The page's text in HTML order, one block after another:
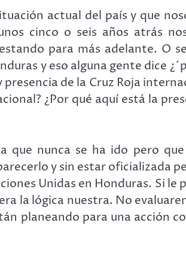
actual del país y que
cinco o seis años atrás
para más adelante. O
y eso alguna gente dice
de la Cruz Roja
¿Por qué aquí está la
que nunca se ha ido pero
y sin estar oficializada
Unidas en Honduras. Si le
la lógica nuestra. No
planeando para una acción